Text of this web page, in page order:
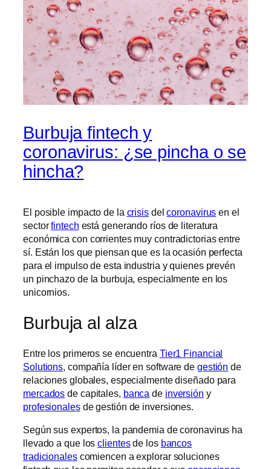
Burbuja fintech y
coronavirus: ¿se pincha o se
hincha?
El posible impacto de la crisisdelcoronavirus en el
sectorfintech está generando ríos de literatura
económica con corrientes muy contradictorias entre
sí. Están los que piensan que es la ocasión perfecta
para el impulso de esta industria y quienes prevén
un pinchazo de la burbuja, especialmente en los
unicornios.
Burbuja al alza
Entre los primeros se encuentra Tier1 Financial
Solutions, compañía líder en software de gestión de
relaciones globales, especialmente diseñado para
mercados de capitales, banca de inversión y
profesionalesde gestión de inversiones.
Según sus expertos, la pandemia de coronavirus ha
llevado a que losclientesde los bancos
tradicionalescomiencen a explorar soluciones